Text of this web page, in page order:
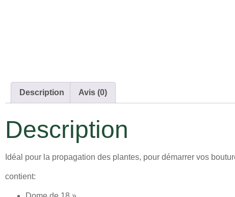
Description Avis (0)
Description
Idéal pour la propagation des plantes, pour démarrer vos
contient: